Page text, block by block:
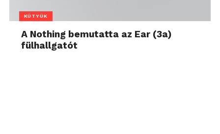
KÜTYÜK
A Nothing bemutatta az Ear (3a)
fülhallgatót